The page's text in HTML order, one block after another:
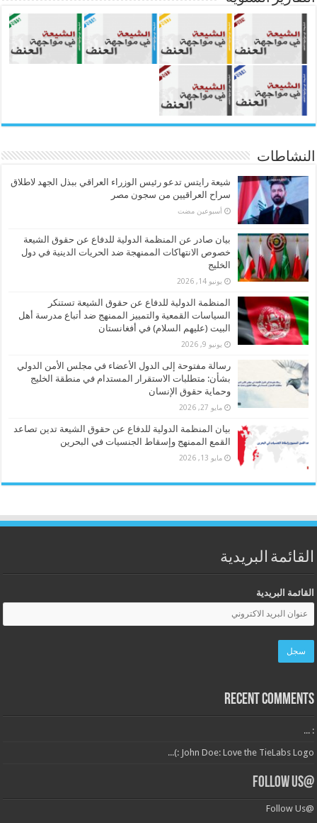
النشاطات
شيعة رايتس تدعو رئيس الوزراء العراقي ببذل الجهد لاطلاق
سراح العراقيين من سجون مصر
‏أسبوعين مضت
بيان صادر عن المنظمة الدولية للدفاع عن حقوق الشيعة
خصوص الانتهاكات الممنهجة ضد الحريات الدينية في دول
الخليج
يونيو 14, 2026
المنظمة الدولية للدفاع عن حقوق الشيعة تستنكر
السياسات القمعية والتمييز الممنهج ضد أتباع مدرسة أهل
البيت (عليهم السلام) في أفغانستان
يونيو 9, 2026
رسالة مفتوحة إلى الدول الأعضاء في مجلس الأمن الدولي
بشأن: متطلبات الاستقرار المستدام في منطقة الخليج
وحماية حقوق الإنسان
مايو 27, 2026
بيان المنظمة الدولية للدفاع عن حقوق الشيعة تدين تصاعد
القمع الممنهج وإسقاط الجنسيات في البحرين
مايو 13, 2026
القائمة البريدية
القائمة البريدية
Recent Comments
: ...
John Doe: Love the TieLabs Logo :)...
@Follow Us
@Follow Us